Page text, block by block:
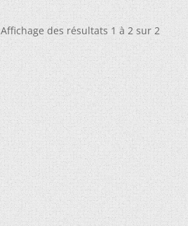
Affichage des résultats 1 à 2 sur 2